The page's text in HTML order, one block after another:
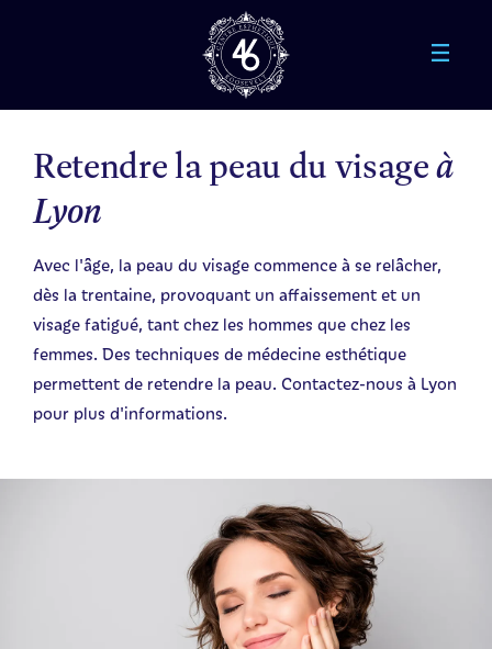
Aller au contenu principal
Retendre la peau du visageà
Lyon
Avec l'âge, la peau du visage commence à se relâcher,
dès la trentaine, provoquant un affaissement et un
visage fatigué, tant chez les hommes que chez les
femmes. Des techniques de médecine esthétique
permettent de retendre la peau. Contactez-nous à Lyon
pour plus d'informations.